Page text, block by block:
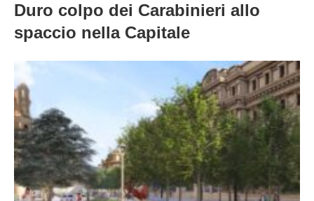
Duro colpo dei Carabinieri allo
spaccio nella Capitale